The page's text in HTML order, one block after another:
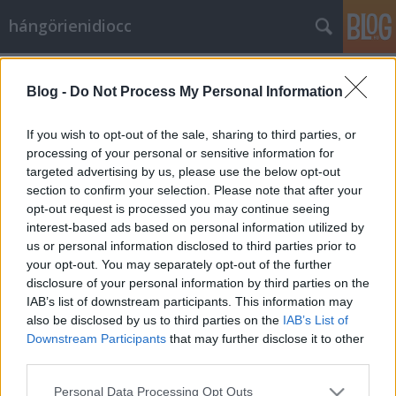
Blog - Do Not Process My Personal Information
If you wish to opt-out of the sale, sharing to third parties, or
processing of your personal or sensitive information for
targeted advertising by us, please use the below opt-out
section to confirm your selection. Please note that after your
opt-out request is processed you may continue seeing
interest-based ads based on personal information utilized by
us or personal information disclosed to third parties prior to
your opt-out. You may separately opt-out of the further
disclosure of your personal information by third parties on the
IAB’s list of downstream participants. This information may
also be disclosed by us to third parties on the IAB’s List of
Downstream Participants that may further disclose it to other
Please note that this website/app uses one or more Google
Personal Data Processing Opt Outs
hángörienidiocc
Vajúdtak a hegyek
Szóval azután, hogy kismilliószor meghallgattuk,
hogy a Fidesz felkészült a kormányzásra, azok után,
hogy túlestünk a júniusi, szimbolikus
marhaságokkal való tökölődés okozta sokkon, majd
az októberi semmittevés okozta sokkon, a
decembertől pedig tűkön ülve vártuk a…
Csak egy kérdés 36.
Vérszegény éjszakai dúvad•2011. március 01.